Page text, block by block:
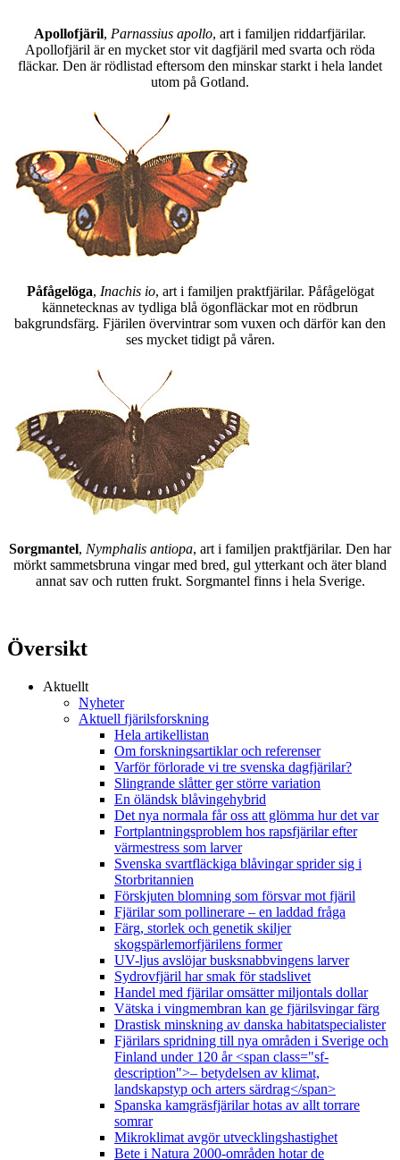
Apollofjäril, Parnassius apollo, art i familjen riddarfjärilar.
Apollofjäril är en mycket stor vit dagfjäril med svarta och röda
fläckar. Den är rödlistad eftersom den minskar starkt i hela landet
utom på Gotland.
Påfågelöga, Inachis io, art i familjen praktfjärilar. Påfågelögat
kännetecknas av tydliga blå ögonfläckar mot en rödbrun
bakgrundsfärg. Fjärilen övervintrar som vuxen och därför kan den
ses mycket tidigt på våren.
Sorgmantel, Nymphalis antiopa, art i familjen praktfjärilar. Den har
mörkt sammetsbruna vingar med bred, gul ytterkant och äter bland
annat sav och rutten frukt. Sorgmantel finns i hela Sverige.
Översikt
Aktuellt
Nyheter
Aktuell fjärilsforskning
Hela artikellistan
Om forskningsartiklar och referenser
Varför förlorade vi tre svenska dagfjärilar?
Slingrande slåtter ger större variation
En öländsk blåvingehybrid
Det nya normala får oss att glömma hur det var
Fortplantningsproblem hos rapsfjärilar efter
värmestress som larver
Svenska svartfläckiga blåvingar sprider sig i
Storbritannien
Förskjuten blomning som försvar mot fjäril
Fjärilar som pollinerare – en laddad fråga
Färg, storlek och genetik skiljer
skogspärlemorfjärilens former
UV-ljus avslöjar busksnabbvingens larver
Sydrovfjäril har smak för stadslivet
Handel med fjärilar omsätter miljontals dollar
Vätska i vingmembran kan ge fjärilsvingar färg
Drastisk minskning av danska habitatspecialister
Fjärilars spridning till nya områden i Sverige och
Finland under 120 år <span class="sf-
description">– betydelsen av klimat,
landskapstyp och arters särdrag</span>
Spanska kamgräsfjärilar hotas av allt torrare
somrar
Mikroklimat avgör utvecklingshastighet
Bete i Natura 2000-områden hotar de